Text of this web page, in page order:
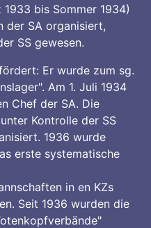
bis Sommer 1934)
der SA organisiert,
SS gewesen.
Er wurde zum sg.
Am 1. Juli 1934
Chef der SA. Die
Kontrolle der SS
1936 wurde
erste systematische
in en KZs
Seit 1936 wurden die